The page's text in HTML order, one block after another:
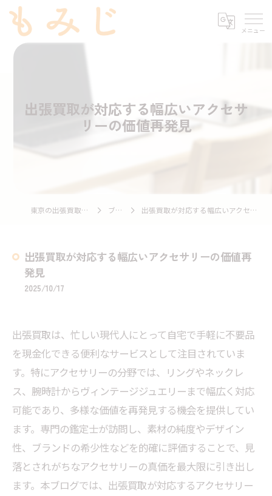
出張買取が対応する幅広いアクセサ
リーの価値再発見
東京の出張買取ならもみじ ブログ 出張買取が対応する幅広いアクセサリーの価値再発見
出張買取が対応する幅広いアクセサリーの価値再
発見
2025/10/17
出張買取は、忙しい現代人にとって自宅で手軽に不要品
を現金化できる便利なサービスとして注目されていま
す。特にアクセサリーの分野では、リングやネックレ
ス、腕時計からヴィンテージジュエリーまで幅広く対応
可能であり、多様な価値を再発見する機会を提供してい
ます。専門の鑑定士が訪問し、素材の純度やデザイン
性、ブランドの希少性などを的確に評価することで、見
落とされがちなアクセサリーの真価を最大限に引き出し
ます。本ブログでは、出張買取が対応するアクセサリー